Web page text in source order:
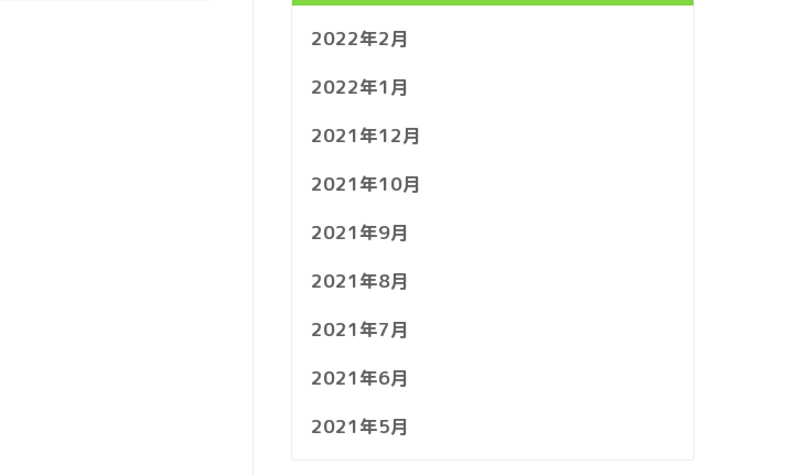
2022年2月
2022年1月
2021年12月
2021年10月
2021年9月
2021年8月
2021年7月
2021年6月
2021年5月